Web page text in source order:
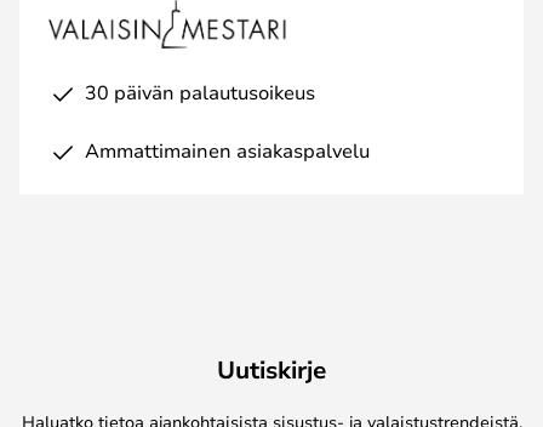
30 päivän palautusoikeus
Ammattimainen asiakaspalvelu
Uutiskirje
Haluatko tietoa ajankohtaisista sisustus- ja valaistustrendeistä,